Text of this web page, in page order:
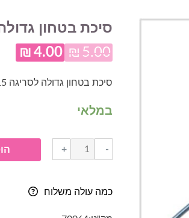
סיכת בטחון גדולה
₪ 5.00
המחיר
המקורי
₪ 4.00
סיכת בטחון גדולה לסריגה 15 ס"מ
במלאי
-
כמות
של
בטחון
+
כמה עולה משלוח